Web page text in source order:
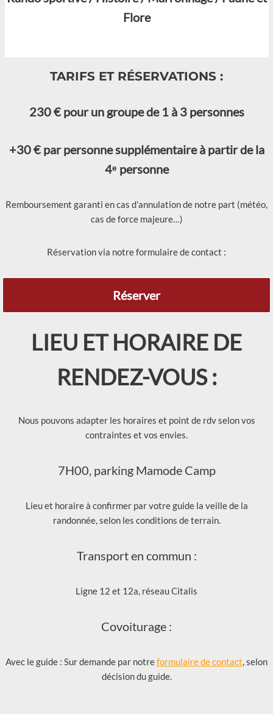
Flore
TARIFS ET RÉSERVATIONS :
230 € pour un groupe de 1 à 3 personnes
+30 € par personne supplémentaire à partir de la
4ᵉ personne
Remboursement garanti en cas d’annulation de notre part (météo,
cas de force majeure…)
Réservation via notre formulaire de contact :
Réserver
LIEU ET HORAIRE DE
RENDEZ-VOUS :
Nous pouvons adapter les horaires et point de rdv selon vos
contraintes et vos envies.
7H00, parking Mamode Camp
Lieu et horaire à confirmer par votre guide la veille de la
randonnée, selon les conditions de terrain.
Transport en commun :
Ligne 12 et 12a, réseau Citalis
Covoiturage :
Avec le guide : Sur demande par notreformulaire de contact, selon
décision du guide.